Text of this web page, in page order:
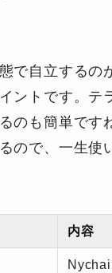
で自立するの
ントです。テ
のも簡単です
ので、一生使
内容